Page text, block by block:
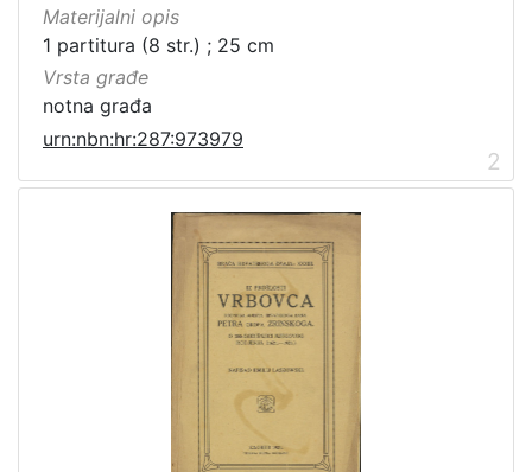
Materijalni opis
1 partitura (8 str.) ; 25 cm
Vrsta građe
notna građa
urn:nbn:hr:287:973979
2